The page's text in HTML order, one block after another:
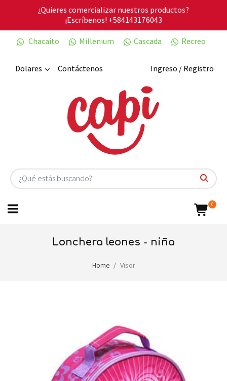
¿Quieres comercializar nuestros productos?
¡Escríbenos!+584143176043
Chacaíto
Millenium Cascada Recreo
Dolares Ingreso / Registro
Contáctenos
0
lonchera leones - niña
Home Visor